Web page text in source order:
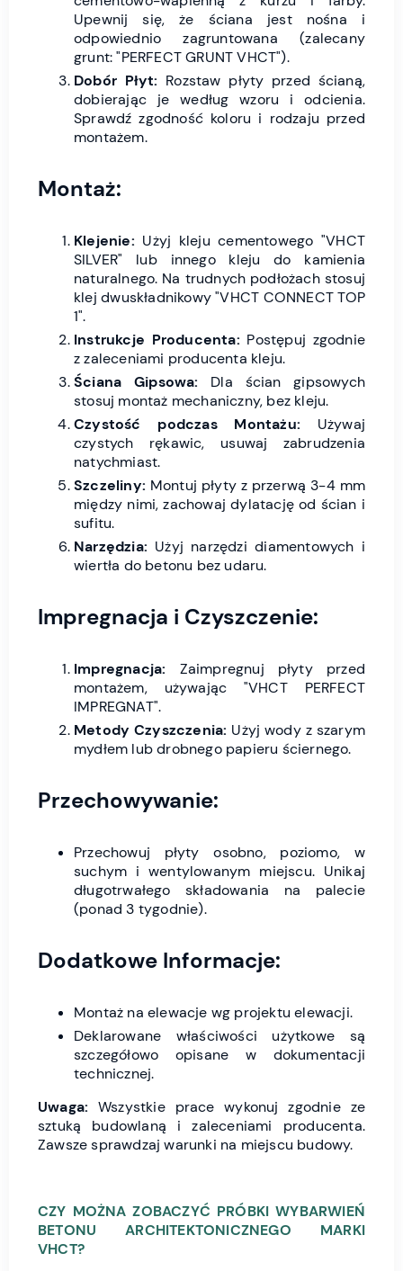
Upewnij się, że ściana jest nośna i
odpowiednio zagruntowana (zalecany
grunt: "PERFECT GRUNT VHCT").
Dobór Płyt: Rozstaw płyty przed ścianą,
dobierając je według wzoru i odcienia.
Sprawdź zgodność koloru i rodzaju przed
montażem.
Montaż:
Klejenie: Użyj kleju cementowego "VHCT
SILVER" lub innego kleju do kamienia
naturalnego. Na trudnych podłożach stosuj
klej dwuskładnikowy "VHCT CONNECT TOP
1".
Instrukcje Producenta: Postępuj zgodnie
z zaleceniami producenta kleju.
Ściana Gipsowa: Dla ścian gipsowych
stosuj montaż mechaniczny, bez kleju.
Czystość podczas Montażu: Używaj
czystych rękawic, usuwaj zabrudzenia
natychmiast.
Szczeliny: Montuj płyty z przerwą 3-4 mm
między nimi, zachowaj dylatację od ścian i
sufitu.
Narzędzia: Użyj narzędzi diamentowych i
wiertła do betonu bez udaru.
Impregnacja i Czyszczenie:
Impregnacja: Zaimpregnuj płyty przed
montażem, używając "VHCT PERFECT
IMPREGNAT".
Metody Czyszczenia: Użyj wody z szarym
mydłem lub drobnego papieru ściernego.
Przechowywanie:
Przechowuj płyty osobno, poziomo, w
suchym i wentylowanym miejscu. Unikaj
długotrwałego składowania na palecie
(ponad 3 tygodnie).
Dodatkowe Informacje:
Montaż na elewacje wg projektu elewacji.
Deklarowane właściwości użytkowe są
szczegółowo opisane w dokumentacji
technicznej.
Uwaga: Wszystkie prace wykonuj zgodnie ze
sztuką budowlaną i zaleceniami producenta.
Zawsze sprawdzaj warunki na miejscu budowy.
CZY MOŻNA ZOBACZYĆ PRÓBKI WYBARWIEŃ
BETONU ARCHITEKTONICZNEGO MARKI
VHCT?